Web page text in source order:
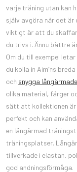
varje träning utan kan
själv avgöra när det är
viktigt är att du skaffar
du trivs i. Ännu bättre
Om du till exempel
du kolla in Aim’ns
och snygga
olika material, färger
sätt att kollektionen är
perfekt och kan
en långärmad
träningsplatser.
tillverkade i elastan,
god andningsförmåga.